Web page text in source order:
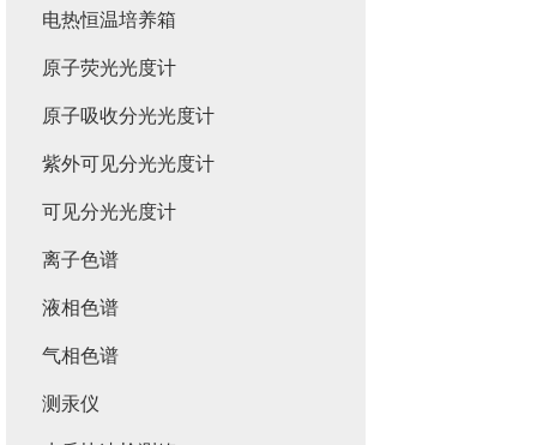
电热恒温培养箱
原子荧光光度计
原子吸收分光光度计
紫外可见分光光度计
可见分光光度计
离子色谱
液相色谱
气相色谱
测汞仪